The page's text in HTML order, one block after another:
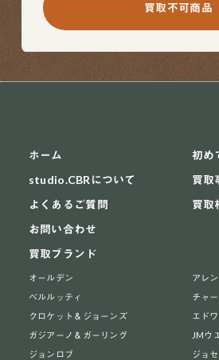
買取不可商品
ホーム
studio.CBRについて
よくあるご質問
お問い合わせ
初め
買取
買取
買取ブランド
オールデン
アレ
ベルルッティ
チャ
クロケット＆ジョーンズ
エド
ガジアーノ＆ガーリング
JMウ
ジョンロブ
ジョ